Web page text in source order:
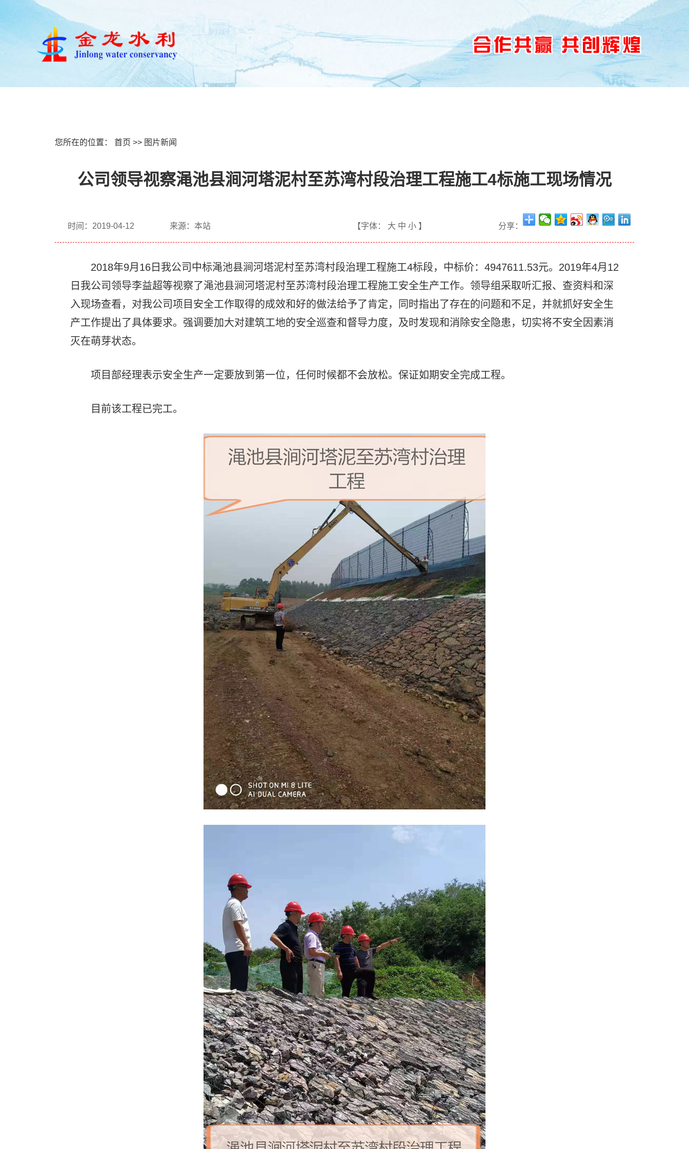
您所在的位置： 首页 >> 图片新闻
公司领导视察渑池县涧河塔泥村至苏湾村段治理工程施工4标施工现场情况
时间：2019-04-12 来源：本站 【字体： 大 中 小 】 分享：
2018年9月16日我公司中标渑池县涧河塔泥村至苏湾村段治理工程施工4标段，中标价：4947611.53元。2019年4月12
日我公司领导李益超等视察了渑池县涧河塔泥村至苏湾村段治理工程施工安全生产工作。领导组采取听汇报、查资料和深
入现场查看，对我公司项目安全工作取得的成效和好的做法给予了肯定，同时指出了存在的问题和不足，并就抓好安全生
产工作提出了具体要求。强调要加大对建筑工地的安全巡查和督导力度，及时发现和消除安全隐患，切实将不安全因素消
灭在萌芽状态。
项目部经理表示安全生产一定要放到第一位，任何时候都不会放松。保证如期安全完成工程。
目前该工程已完工。